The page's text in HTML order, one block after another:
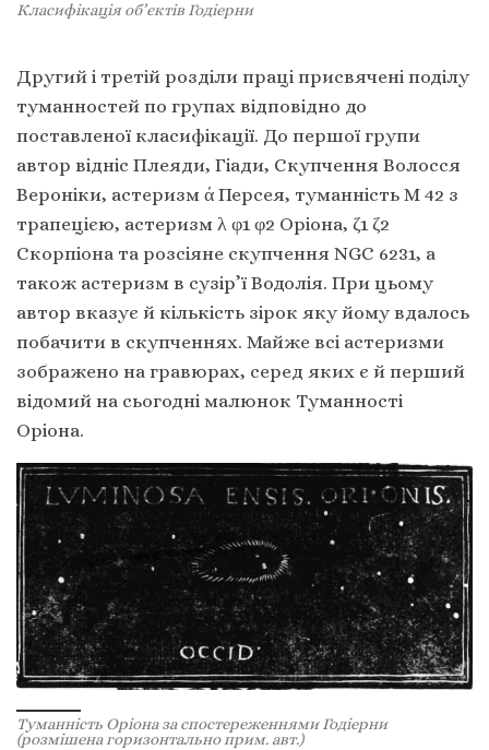
Класифікація об’єктів Годіерни
Другий і третій розділи праці присвячені поділу
туманностей по групах відповідно до
поставленої класифікації. До першої групи
автор відніс Плеяди, Гіади, Скупчення Волосся
Вероніки, астеризм ά Персея, туманність М 42 з
трапецією, астеризм λ φ1 φ2 Оріона, ζ1 ζ2
Скорпіона та розсіяне скупчення NGC 6231, а
також астеризм в сузір’ї Водолія. При цьому
автор вказує й кількість зірок яку йому вдалось
побачити в скупченнях. Майже всі астеризми
зображено на гравюрах, серед яких є й перший
відомий на сьогодні малюнок Туманності
Оріона.
Туманність Оріона за спостереженнями Годіерни
(розмішена горизонтально прим. авт.)